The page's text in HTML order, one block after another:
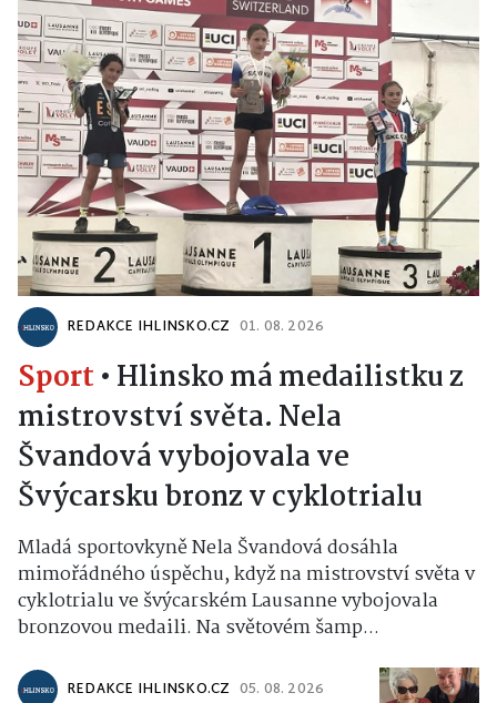
REDAKCE IHLINSKO.CZ 01. 08. 2026
Sport • Hlinsko má medailistku z
mistrovství světa. Nela
Švandová vybojovala ve
Švýcarsku bronz v cyklotrialu
Mladá sportovkyně Nela Švandová dosáhla
mimořádného úspěchu, když na mistrovství světa v
cyklotrialu ve švýcarském Lausanne vybojovala
bronzovou medaili. Na světovém šamp...
REDAKCE IHLINSKO.CZ 05. 08. 2026